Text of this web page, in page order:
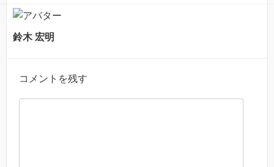
鈴木 宏明
コメントを残す